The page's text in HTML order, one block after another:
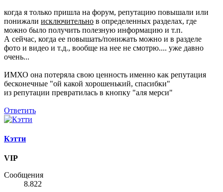
когда я только пришла на форум, репутацию повышали или
понижали исключительно в определенных разделах, где
можно было получить полезную информацию и т.п.
А сейчас, когда ее повышать/понижать можно и в разделе
фото и видео и т.д., вообще на нее не смотрю.... уже давно
очень...
ИМХО она потеряла свою ценность именно как репутация
бесконечные "ой какой хорошенький, спасибки"
из репутации превратилась в кнопку "аля мерси"
Ответить
Кэтти
VIP
Сообщения
8.822